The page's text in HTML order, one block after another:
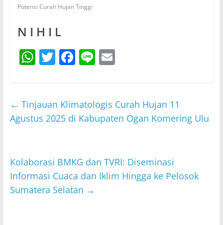
Potensi Curah Hujan Tinggi
N I H I L
W
s
A
T
er
F
e
b
k
Li E
l
← Tinjauan Klimatologis Curah Hujan 11
Agustus 2025 di Kabupaten Ogan Komering Ulu
Kolaborasi BMKG dan TVRI: Diseminasi
Informasi Cuaca dan Iklim Hingga ke Pelosok
Sumatera Selatan →